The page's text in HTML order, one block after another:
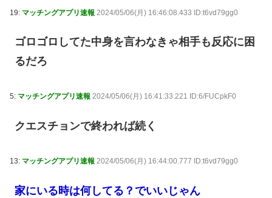
19: マッチングアプリ速報 2024/05/06(月) 16:46:08.433 ID:t6vd79gg0
ゴロゴロしてた中身を言わなきゃ相手も反応に困
るだろ
5: マッチングアプリ速報 2024/05/06(月) 16:41:33.221 ID:6/FUCpkF0
クエスチョンで終われば続く
13: マッチングアプリ速報 2024/05/06(月) 16:44:00.777 ID:t6vd79gg0
家にいる時は何してる？でいいじゃん